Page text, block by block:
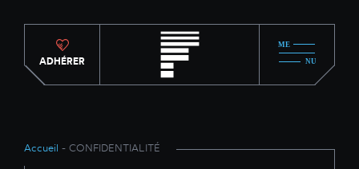
ADHÉRER
Accueil - CONFIDENTIALITÉ